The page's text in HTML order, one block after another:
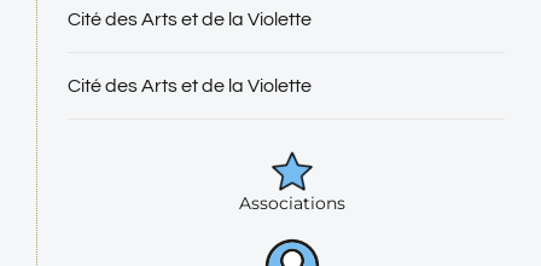
Cité des Arts et de la Violette
Cité des Arts et de la Violette
Associations